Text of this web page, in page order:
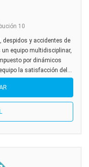
10
despidos y accidentes de
equipo multidisciplinar,
por dinámicos
la satisfacción del...